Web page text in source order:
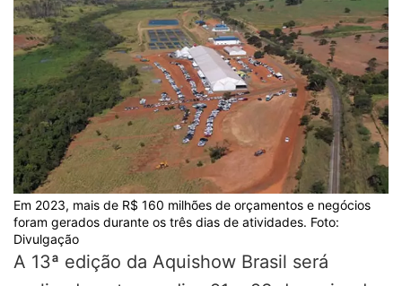
Em 2023, mais de R$ 160 milhões de orçamentos e negócios
foram gerados durante os três dias de atividades. Foto:
Divulgação
A 13ª edição da Aquishow Brasil será